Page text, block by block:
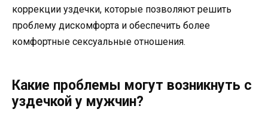
коррекции уздечки, которые позволяют решить
проблему дискомфорта и обеспечить более
комфортные сексуальные отношения.
Какие проблемы могут возникнуть с
уздечкой у мужчин?